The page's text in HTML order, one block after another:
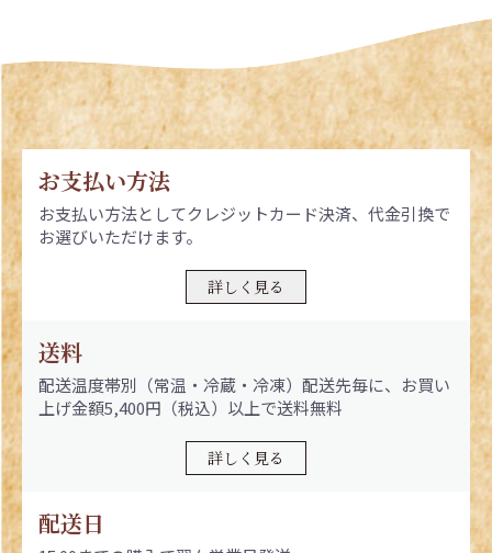
お支払い方法
お支払い方法としてクレジットカード決済、代金引換で
お選びいただけます。
詳しく見る
送料
配送温度帯別（常温・冷蔵・冷凍）配送先毎に、お買い
上げ金額5,400円（税込）以上で送料無料
詳しく見る
配送日